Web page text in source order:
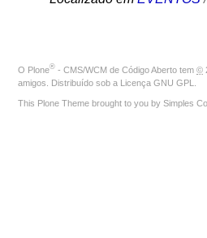
O Plone® - CMS/WCM de Código Aberto tem ©
amigos. Distribuído sob a Licença GNU GPL
This Plone Theme brought to you by Simples